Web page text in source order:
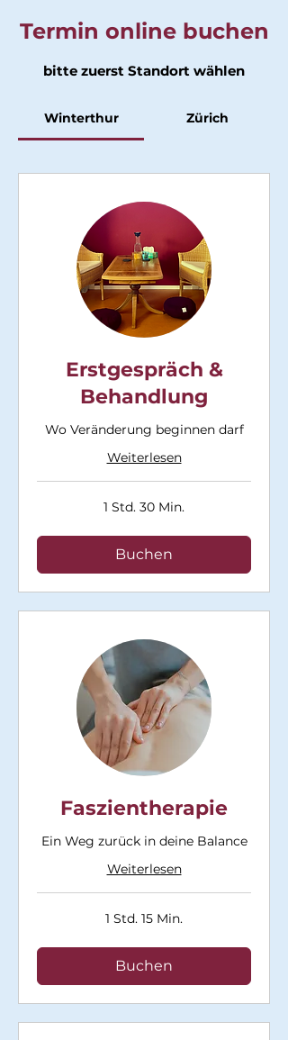
Termin online buchen
bitte zuerst Standort wählen
Winterthur Zürich
Erstgespräch &
Behandlung
Wo Veränderung beginnen darf
Weiterlesen
1 Std. 30 Min.
Buchen
Faszientherapie
Ein Weg zurück in deine Balance
Weiterlesen
1 Std. 15 Min.
Buchen